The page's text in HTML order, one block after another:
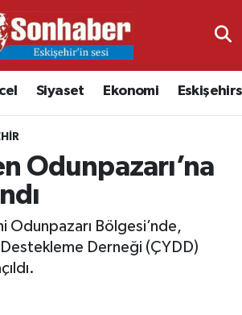
Siyaset Ekonomi
Odunpazarı’na
Odunpazarı Bölgesi’nde,
Destekleme Derneği (ÇYDD)
Durumu ve Fikstür